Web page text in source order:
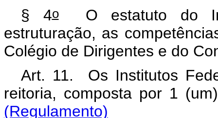
§ 4oO estatuto do
estruturação, as
Colégio de Dirigentes e do
Art. 11. Os Institutos
reitoria, composta por 1
(Regulamento)